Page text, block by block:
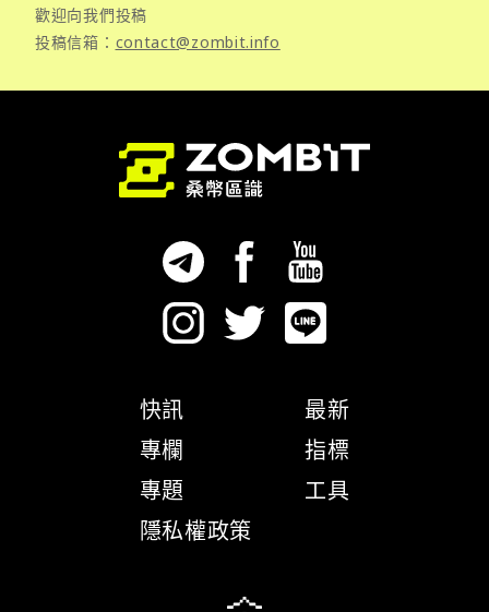
歡迎向我們投稿
投稿信箱： contact@zombit.info
快訊
專欄
專題
隱私權政策
最新
指標
工具